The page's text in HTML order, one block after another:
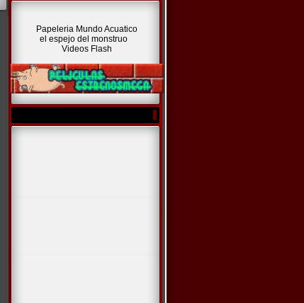
Papeleria Mundo Acuatico
el espejo del monstruo
Videos Flash